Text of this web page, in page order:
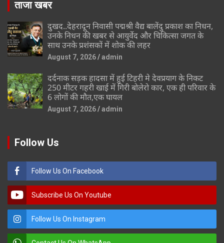
ताजा खबर
दुखद..देहरादून निवासी पद्मश्री वैद्य बालेंदु प्रकाश का निधन,
उनके निधन की खबर से आयुर्वेद और चिकित्सा जगत के
साथ उनके प्रशंसकों में शोक की लहर
August 7, 2026 admin
दर्दनाक सड़क हादसा में हुई टिहरी मे देवप्रयाग के निकट
250 मीटर गहरी खाई में गिरी बोलेरो कार, एक ही परिवार के
6 लोगों की मौत,एक घायल
August 7, 2026 admin
Follow Us
Follow Us On Facebook
Subscribe Us On Youtube
Follow Us On Instagram